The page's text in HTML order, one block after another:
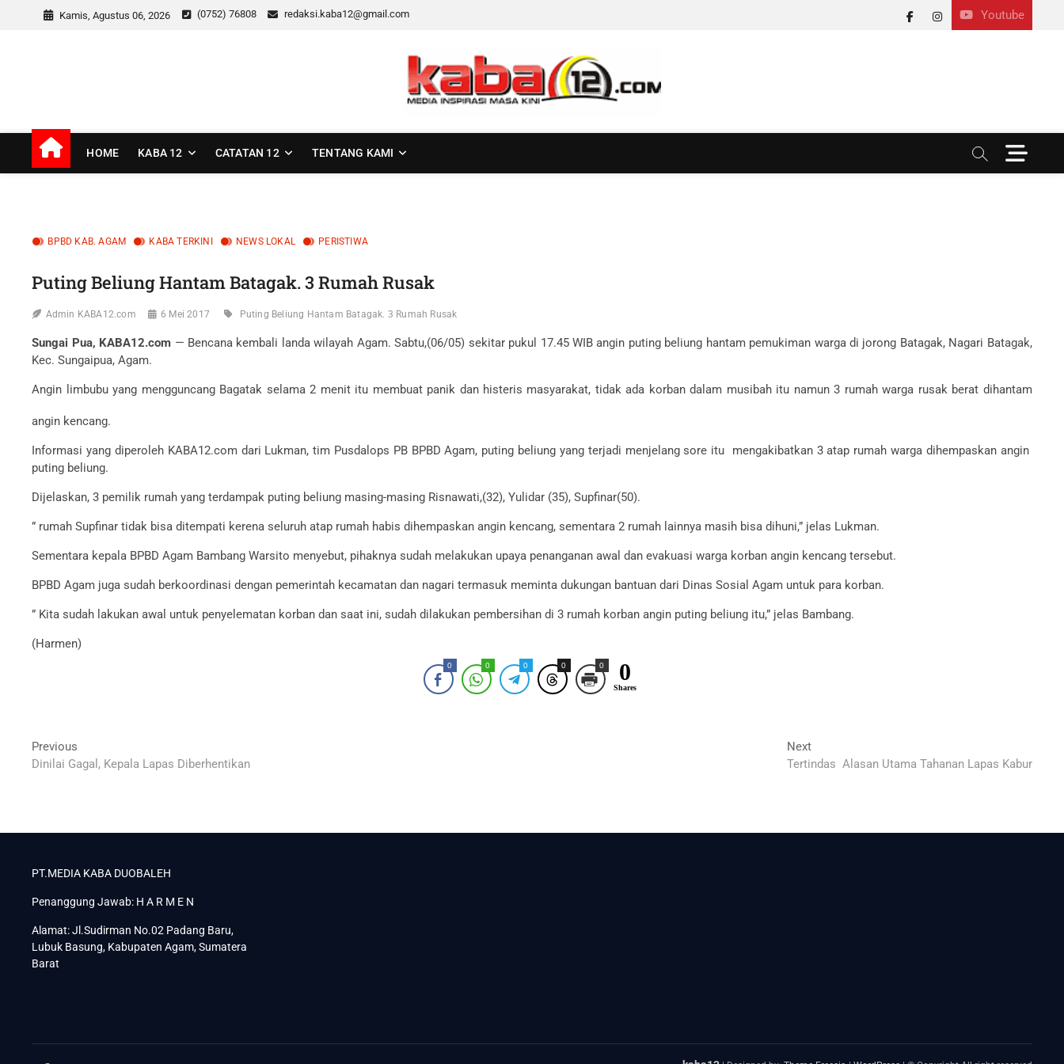
Kamis, Agustus 06, 2026 (0752) 76808 redaksi.kaba12@gmail.com Youtube
facebook
instagram
kaba12
HOME KABA 12 CATATAN 12 TENTANG KAMI
M
e
n
BPBD KAB. AGAM KABA TERKINI NEWS LOKAL PERISTIWA
Puting Beliung Hantam Batagak. 3 Rumah Rusak
Admin KABA12.com 6 Mei 2017 Puting Beliung Hantam Batagak. 3 Rumah Rusak
Sungai Pua, KABA12.com — Bencana kembali landa wilayah Agam. Sabtu,(06/05) sekitar pukul 17.45 WIB angin puting beliung hantam pemukiman warga di jorong Batagak, Nagari Batagak,
Kec. Sungaipua, Agam.
Angin limbubu yang mengguncang Bagatak selama 2 menit itu membuat panik dan histeris masyarakat, tidak ada korban dalam musibah itu namun 3 rumah warga rusak berat dihantam
angin kencang.
Informasi yang diperoleh KABA12.com dari Lukman, tim Pusdalops PB BPBD Agam, puting beliung yang terjadi menjelang sore itu mengakibatkan 3 atap rumah warga dihempaskan angin
puting beliung.
Dijelaskan, 3 pemilik rumah yang terdampak puting beliung masing-masing Risnawati,(32), Yulidar (35), Supfinar(50).
” rumah Supfinar tidak bisa ditempati kerena seluruh atap rumah habis dihempaskan angin kencang, sementara 2 rumah lainnya masih bisa dihuni,” jelas Lukman.
Sementara kepala BPBD Agam Bambang Warsito menyebut, pihaknya sudah melakukan upaya penanganan awal dan evakuasi warga korban angin kencang tersebut.
BPBD Agam juga sudah berkoordinasi dengan pemerintah kecamatan dan nagari termasuk meminta dukungan bantuan dari Dinas Sosial Agam untuk para korban.
” Kita sudah lakukan awal untuk penyelematan korban dan saat ini, sudah dilakukan pembersihan di 3 rumah korban angin puting beliung itu,” jelas Bambang.
(Harmen)
0 0 0 0 0 0
Shares
Navigasi
pos
Previous
post:
Dinilai Gagal, Kepala Lapas Diberhentikan
NextNext
post:
Tertindas Alasan Utama Tahanan Lapas Kabur
PT.MEDIA KABA DUOBALEH
Penanggung Jawab: H A R M E N
Alamat: Jl.Sudirman No.02 Padang Baru,
Lubuk Basung, Kabupaten Agam, Sumatera
Barat